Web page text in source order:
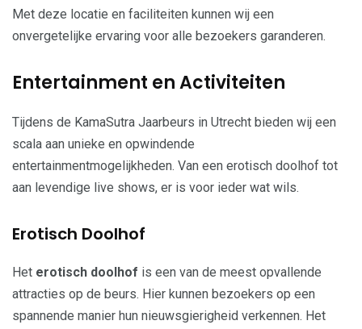
Met deze locatie en faciliteiten kunnen wij een
onvergetelijke ervaring voor alle bezoekers garanderen.
Entertainment en Activiteiten
Tijdens de KamaSutra Jaarbeurs in Utrecht bieden wij een
scala aan unieke en opwindende
entertainmentmogelijkheden. Van een erotisch doolhof tot
aan levendige live shows, er is voor ieder wat wils.
Erotisch Doolhof
Het erotisch doolhof is een van de meest opvallende
attracties op de beurs. Hier kunnen bezoekers op een
spannende manier hun nieuwsgierigheid verkennen. Het